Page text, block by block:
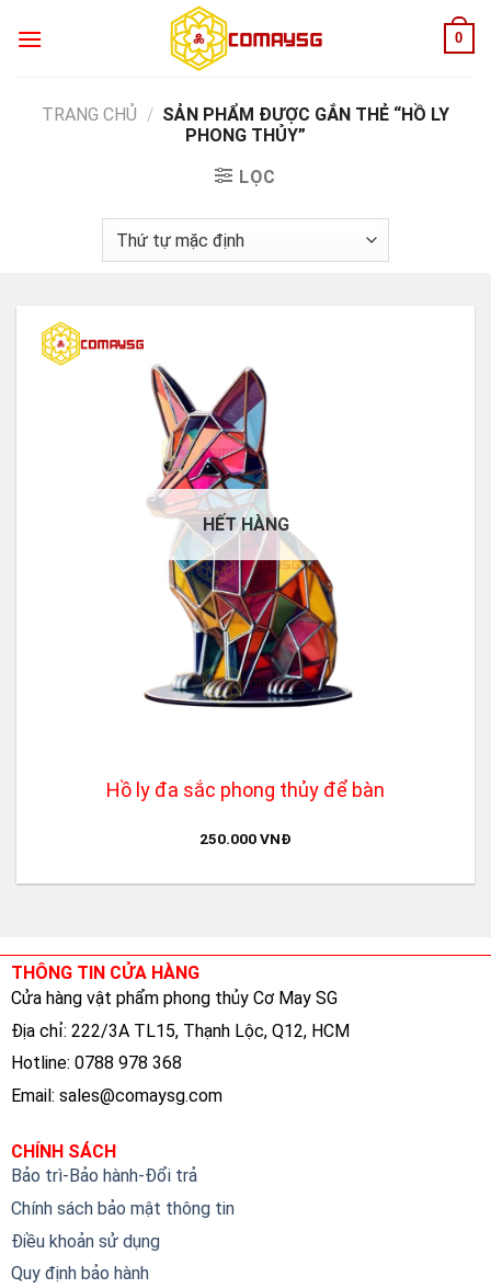
0
TRANG CHỦ / SẢN PHẨM ĐƯỢC GẮN THẺ “HỒ LY
PHONG THỦY”
LỌC
HẾT HÀNG
Hồ ly đa sắc phong thủy để bàn
250.000VNĐ
THÔNG TIN CỬA HÀNG
Cửa hàng vật phẩm phong thủy Cơ May SG
Địa chỉ: 222/3A TL15, Thạnh Lộc, Q12, HCM
Hotline: 0788 978 368
Email: sales@comaysg.com
CHÍNH SÁCH
Bảo trì-Bảo hành-Đổi trả
Chính sách bảo mật thông tin
Điều khoản sử dụng
Quy định bảo hành